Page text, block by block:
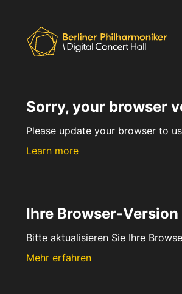
Sorry, your browser
Please update your browser to
Learn more
Ihre Browser-
Bitte aktualisieren Sie Ihre
Mehr erfahren